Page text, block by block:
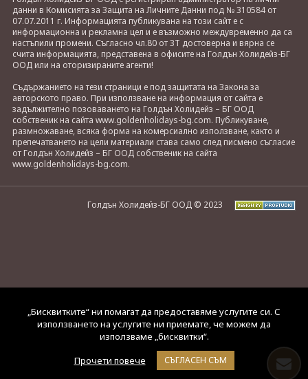
данни в Комисията за Защита на Личните Данни под № 310584 от
07.07.2011 г. Информацията публикувана на този сайт е с
информационна и рекламна цел и е възможно междувременно да са
настъпили промени. Съгласно чл.80 от ЗТ достоверна и вярна се
счита информацията, представена в офисите на Голдън Холидейз-БГ
ООД или на оторизираните агенти!
Съдържанието на тези страници е под защитата на Закона за
авторското право. При използване на информация от сайта е
задължително позоваването на Голдън Холидейз – БГ ООД
собственик на сайта www.goldenholidays-bg.com. Публикуване,
размножаване, всяка форма на комерсиално използване, както и
препечатването на цели материали става само след писмено съгласие
от Голдън Холидейз – БГ ООД собственик на сайта
www.goldenholidays-bg.com.
Голдън Холидейз-БГ ООД © 2023
„Бисквитките“ ни помагат да предоставяме услугите си. С
използването на услугите ни приемате, че можем да
използваме „бисквитки“.
Прочети повече
СЪГЛАСЕН СЪМ